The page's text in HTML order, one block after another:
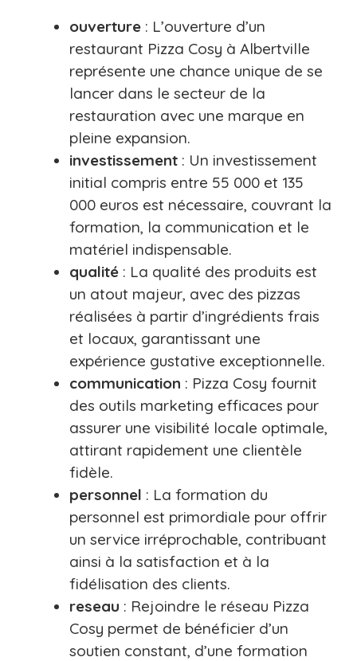
ouverture : L’ouverture d’un
restaurant Pizza Cosy à Albertville
représente une chance unique de se
lancer dans le secteur de la
restauration avec une marque en
pleine expansion.
investissement : Un investissement
initial compris entre 55 000 et 135
000 euros est nécessaire, couvrant la
formation, la communication et le
matériel indispensable.
qualité : La qualité des produits est
un atout majeur, avec des pizzas
réalisées à partir d’ingrédients frais
et locaux, garantissant une
expérience gustative exceptionnelle.
communication : Pizza Cosy fournit
des outils marketing efficaces pour
assurer une visibilité locale optimale,
attirant rapidement une clientèle
fidèle.
personnel : La formation du
personnel est primordiale pour offrir
un service irréprochable, contribuant
ainsi à la satisfaction et à la
fidélisation des clients.
reseau : Rejoindre le réseau Pizza
Cosy permet de bénéficier d’un
soutien constant, d’une formation